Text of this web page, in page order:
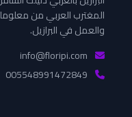
المغترب العربي من
والعمل في البرازيل.